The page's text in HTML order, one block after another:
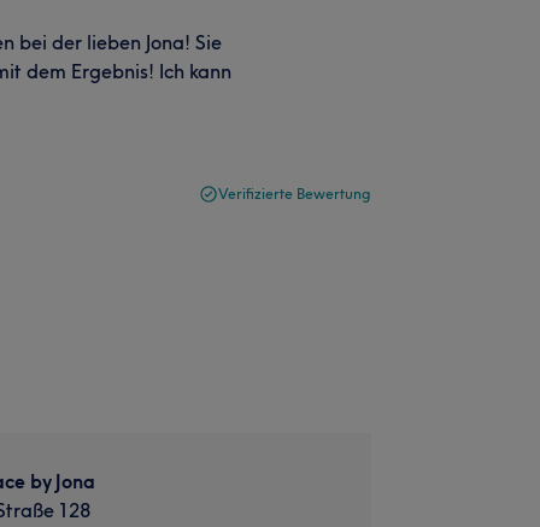
bei der lieben Jona! Sie
dem Ergebnis! Ich kann
Verifizierte Bewertung
by Jona
128